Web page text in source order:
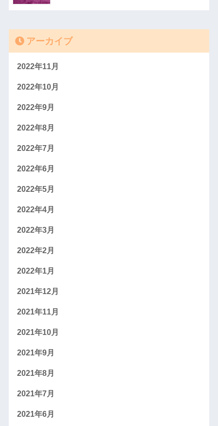
アーカイブ
2022年11月
2022年10月
2022年9月
2022年8月
2022年7月
2022年6月
2022年5月
2022年4月
2022年3月
2022年2月
2022年1月
2021年12月
2021年11月
2021年10月
2021年9月
2021年8月
2021年7月
2021年6月